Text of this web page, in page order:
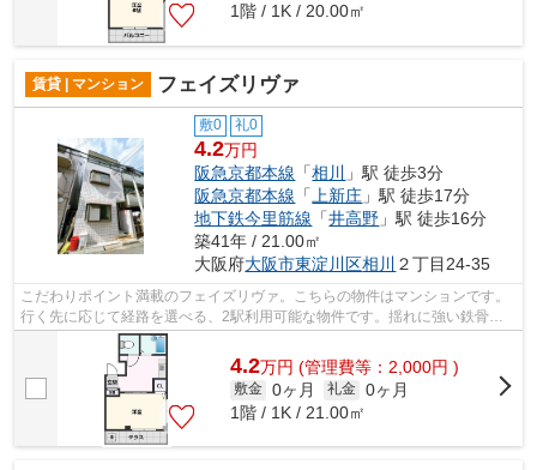
1階 / 1K / 20.00㎡
賃貸 | マンション フェイズリヴァ
敷0 礼0
4.2万円
阪急京都本線 「相川
」駅 徒歩3分
阪急京都本線 「上新庄 」駅 徒歩17分
地下鉄今里筋線 「井高野 」駅 徒歩16分
築41年 / 21.00㎡
大阪府大阪市東淀川区相川 ２丁目24-35
こだわりポイント満載のフェイズリヴァ。こちらの物件はマンションです。
行く先に応じて経路を選べる、2駅利用可能な物件です。揺れに強い鉄骨造
には安心感があります。ミライズ吹田店...
4.2万円 (管理費等：2,000円 )
敷金 0ヶ月 礼金 0ヶ月
1階 / 1K / 21.00㎡